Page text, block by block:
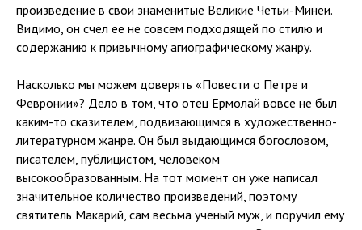
произведение в свои знаменитые Великие Четьи-Минеи.
Видимо, он счел ее не совсем подходящей по стилю и
содержанию к привычному агиографическому жанру.
Насколько мы можем доверять «Повести о Петре и
Февронии»? Дело в том, что отец Ермолай вовсе не был
каким-то сказителем, подвизающимся в художественно-
литературном жанре. Он был выдающимся богословом,
писателем, публицистом, человеком
высокообразованным. На тот момент он уже написал
значительное количество произведений, поэтому
святитель Макарий, сам весьма ученый муж, и поручил ему